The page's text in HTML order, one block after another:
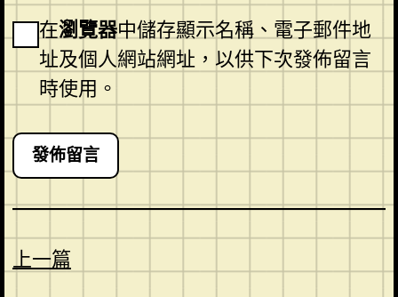
在瀏覽器中儲存顯示名稱、電子郵件地
址及個人網站網址，以供下次發佈留言
時使用。
上一篇